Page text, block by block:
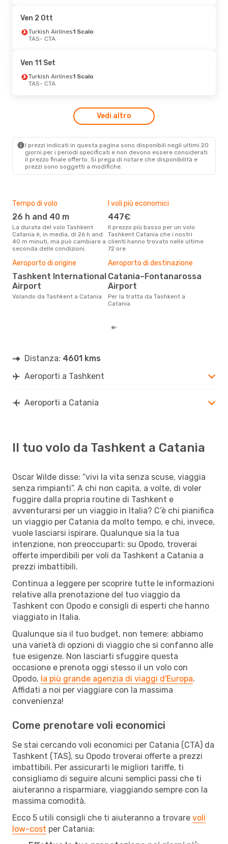
Ven 2 Ott
Turkish Airlines1 Scalo
TAS- CTA
Ven 11 Set
Turkish Airlines1 Scalo
TAS- CTA
Vedi altro
I prezzi indicati in questa pagina sono disponibili negli ultimi 20
giorni per i periodi specificati e non devono essere considerati
il ​​prezzo finale offerto. Si prega di notare che disponibilità e
prezzi sono soggetti a modifiche.
Tempo di volo
26 h and 40 m
La durata del volo Tashkent
Catania è, in media, di 26 h and
40 m minuti, ma può cambiare a
seconda delle condizioni.
I voli più economici
447€
Il prezzo più basso per un volo
Tashkent Catania che i nostri
clienti hanno trovato nelle ultime
72 ore
Aeroporto di origine
Tashkent International
Airport
Volando da Tashkent a Catania
Aeroporto di destinazione
Catania–Fontanarossa
Airport
Per la tratta da Tashkent a
Catania
Distanza: 4601 kms
Aeroporti a Tashkent
Aeroporti a Catania
Il tuo volo da Tashkent a Catania
Oscar Wilde disse: “vivi la vita senza scuse, viaggia
senza rimpianti”. A chi non capita, a volte, di voler
fuggire dalla propria routine di Tashkent e
avventurarsi per un viaggio in Italia? C’è chi pianifica
un viaggio per Catania da molto tempo, e chi, invece,
vuole lasciarsi ispirare. Qualunque sia la tua
intenzione, non preoccuparti: su Opodo, troverai
offerte imperdibili per voli da Tashkent a Catania a
prezzi imbattibili.
Continua a leggere per scoprire tutte le informazioni
relative alla prenotazione del tuo viaggio da
Tashkent con Opodo e consigli di esperti che hanno
viaggiato in Italia.
Qualunque sia il tuo budget, non temere: abbiamo
una varietà di opzioni di viaggio che si confanno alle
tue esigenze. Non lasciarti sfuggire questa
occasione e prenota oggi stesso il un volo con
Opodo, la più grande agenzia di viaggi d'Europa.
Affidati a noi per viaggiare con la massima
convenienza!
Come prenotare voli economici
Se stai cercando voli economici per Catania (CTA) da
Tashkent (TAS), su Opodo troverai offerte a prezzi
imbattibili. Per assicurarti le migliori tariffe, ti
consigliamo di seguire alcuni semplici passi che ti
aiuteranno a risparmiare, viaggiando sempre con la
massima comodità.
Ecco 5 utili consigli che ti aiuteranno a trovare voli
low-cost per Catania: